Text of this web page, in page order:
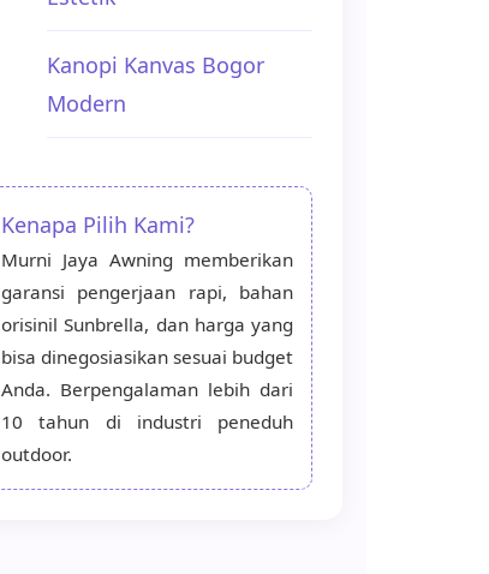
Kanopi Kanvas Bogor
Modern
Kenapa Pilih Kami?
Murni Jaya Awning memberikan
garansi pengerjaan rapi, bahan
orisinil Sunbrella, dan harga yang
bisa dinegosiasikan sesuai budget
Anda. Berpengalaman lebih dari
10 tahun di industri peneduh
outdoor.